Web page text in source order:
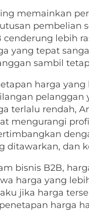
memainkan
pembelian
cenderung lebih
yang tepat
sambil
harga
pelanggan
terlalu rendah,
mengurangi
ditawarkan, dan
bisnis B2B,
harga yang
jika harga
harga